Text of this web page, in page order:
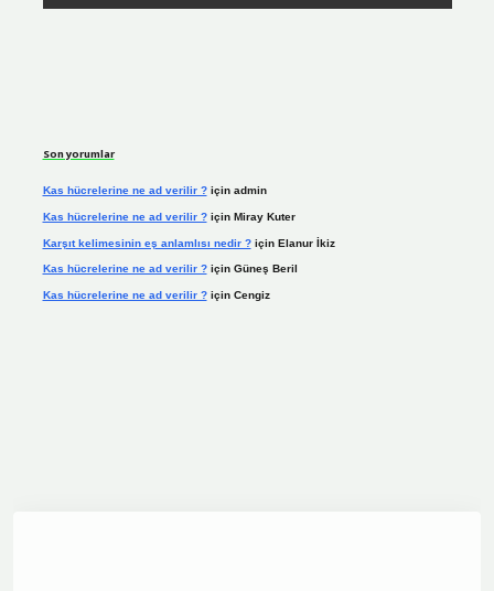
Son yorumlar
Kas hücrelerine ne ad verilir ?için admin
Kas hücrelerine ne ad verilir ?için Miray Kuter
Karşıt kelimesinin eş anlamlısı nedir ?için Elanur İkiz
Kas hücrelerine ne ad verilir ?için Güneş Beril
Kas hücrelerine ne ad verilir ?için Cengiz